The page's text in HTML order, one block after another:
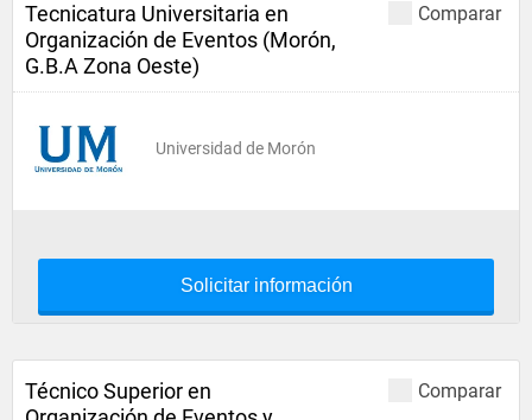
Comparar
Tecnicatura Universitaria en
Organización de Eventos (Morón,
G.B.A Zona Oeste)
Universidad de Morón
Solicitar información
Comparar
Técnico Superior en